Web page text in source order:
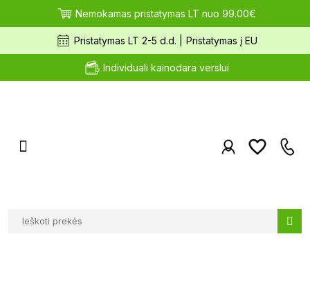
Nemokamas pristatymas LT nuo 99.00€
Pristatymas LT 2-5 d.d. | Pristatymas į EU
Individuali kainodara verslui